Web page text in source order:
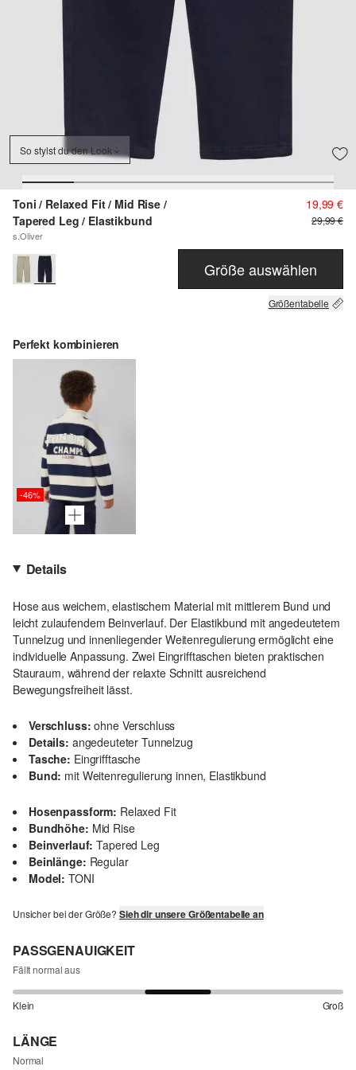
So stylst du den Look
Toni / Relaxed Fit / Mid Rise /
Tapered Leg / Elastikbund
s.Oliver
19,99 €
29,99 €
Größe auswählen
Größentabelle
Perfekt kombinieren
-46%
Details
Hose aus weichem, elastischem Material mit mittlerem Bund und
leicht zulaufendem Beinverlauf. Der Elastikbund mit angedeutetem
Tunnelzug und innenliegender Weitenregulierung ermöglicht eine
individuelle Anpassung. Zwei Eingrifftaschen bieten praktischen
Stauraum, während der relaxte Schnitt ausreichend
Bewegungsfreiheit lässt.
Verschluss: ohne Verschluss
Details: angedeuteter Tunnelzug
Tasche: Eingrifftasche
Bund: mit Weitenregulierung innen, Elastikbund
Hosenpassform: Relaxed Fit
Bundhöhe: Mid Rise
Beinverlauf: Tapered Leg
Beinlänge: Regular
Model: TONI
Unsicher bei der Größe? Sieh dir unsere Größentabelle an
PASSGENAUIGKEIT
Fällt normal aus
Klein Groß
LÄNGE
Normal